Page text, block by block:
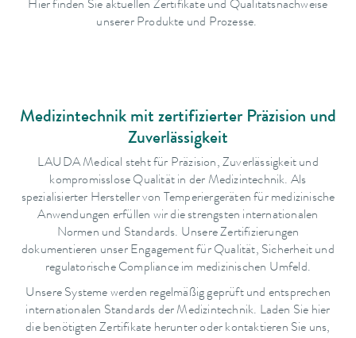
Hier finden Sie aktuellen Zertifikate und Qualitätsnachweise
unserer Produkte und Prozesse.
Medizintechnik mit zertifizierter Präzision und
Zuverlässigkeit
LAUDA Medical steht für Präzision, Zuverlässigkeit und
kompromisslose Qualität in der Medizintechnik. Als
spezialisierter Hersteller von Temperiergeräten für medizinische
Anwendungen erfüllen wir die strengsten internationalen
Normen und Standards. Unsere Zertifizierungen
dokumentieren unser Engagement für Qualität, Sicherheit und
regulatorische Compliance im medizinischen Umfeld.
Unsere Systeme werden regelmäßig geprüft und entsprechen
internationalen Standards der Medizintechnik. Laden Sie hier
die benötigten Zertifikate herunter oder kontaktieren Sie uns,